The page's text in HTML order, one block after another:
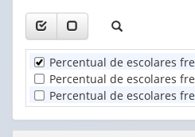
valor):
Unidade
Territorial
(1)
da
escola
(1)
Percentual de escolares
Percentual de escolares
Percentual de escolares